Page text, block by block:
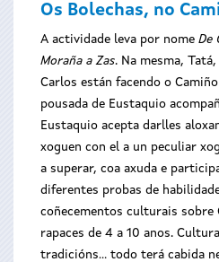
Os Bolechas, no
A actividade leva por nome De
Moraña a Zas. Na mesma,
Carlos están facendo o
pousada de Eustaquio
Eustaquio acepta darlles
xoguen con el a un peculiar
a superar, coa axuda e
diferentes probas de
coñecementos culturais sobre
rapaces de 4 a 10 anos.
tradicións… todo terá cabida